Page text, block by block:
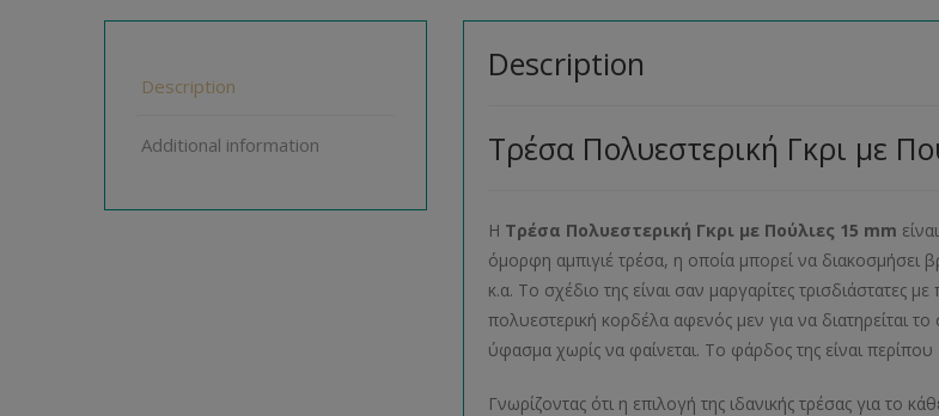
Description
Additional information
Description
Τρέσα Πολυεστερική Γκρι με
Η Τρέσα Πολυεστερική Γκρι με Πούλιες 15 mm
όμορφη αμπιγιέ τρέσα, η οποία μπορεί να διακοσμήσει
κ.α. Το σχέδιο της είναι σαν μαργαρίτες τρισδιάστατες
πολυεστερική κορδέλα αφενός μεν για να διατηρείται
ύφασμα χωρίς να φαίνεται. Το φάρδος της είναι περίπου
Γνωρίζοντας ότι η επιλογή της ιδανικής τρέσας για το